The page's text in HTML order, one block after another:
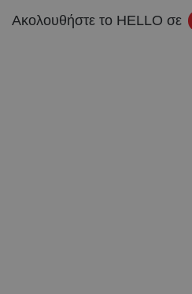
Ακολουθήστε το HELLO σε